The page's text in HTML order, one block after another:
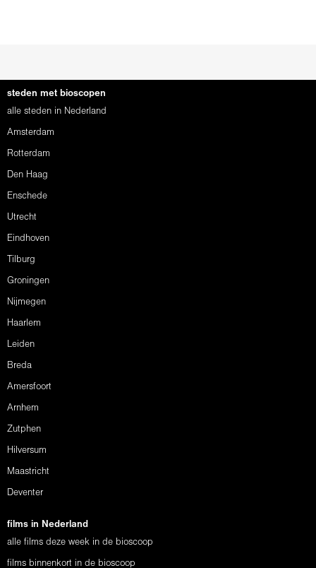
steden met bioscopen
alle steden in Nederland
Amsterdam
Rotterdam
Den Haag
Enschede
Utrecht
Eindhoven
Tilburg
Groningen
Nijmegen
Haarlem
Leiden
Breda
Amersfoort
Arnhem
Zutphen
Hilversum
Maastricht
Deventer
films in Nederland
alle films deze week in de bioscoop
films binnenkort in de bioscoop